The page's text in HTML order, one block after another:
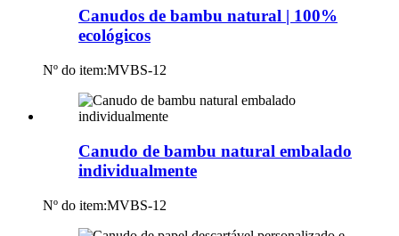
Canudos de bambu natural | 100%
ecológicos
Nº do item:MVBS-12
Canudo de bambu natural embalado
individualmente
Nº do item:MVBS-12